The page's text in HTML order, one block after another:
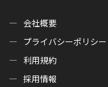
会社概要
プライバシーポリシー
利用規約
採用情報